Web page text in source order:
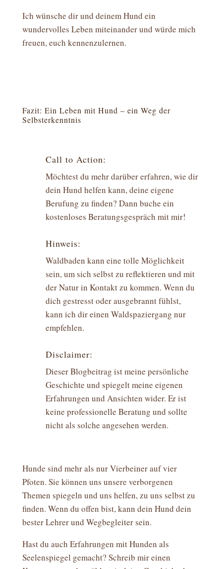
Ich wünsche dir und deinem Hund ein
wundervolles Leben miteinander und würde mich
freuen, euch kennenzulernen.
Fazit: Ein Leben mit Hund – ein Weg der
Selbsterkenntnis
Call to Action:
Möchtest du mehr darüber erfahren, wie dir
dein Hund helfen kann, deine eigene
Berufung zu finden? Dann buche ein
kostenloses Beratungsgespräch mit mir!
Hinweis:
Waldbaden kann eine tolle Möglichkeit
sein, um sich selbst zu reflektieren und mit
der Natur in Kontakt zu kommen. Wenn du
dich gestresst oder ausgebrannt fühlst,
kann ich dir einen Waldspaziergang nur
empfehlen.
Disclaimer:
Dieser Blogbeitrag ist meine persönliche
Geschichte und spiegelt meine eigenen
Erfahrungen und Ansichten wider. Er ist
keine professionelle Beratung und sollte
nicht als solche angesehen werden.
Hunde sind mehr als nur Vierbeiner auf vier
Pfoten. Sie können uns unsere verborgenen
Themen spiegeln und uns helfen, zu uns selbst zu
finden. Wenn du offen bist, kann dein Hund dein
bester Lehrer und Wegbegleiter sein.
Hast du auch Erfahrungen mit Hunden als
Seelenspiegel gemacht? Schreib mir einen